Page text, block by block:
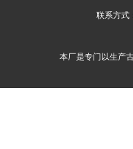
联系方式
本厂是专门以生产